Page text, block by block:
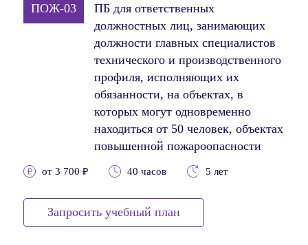
ПОЖ-03
ПБ для ответственных
должностных лиц, занимающих
должности главных специалистов
технического и производственного
профиля, исполняющих их
обязанности, на объектах, в
которых могут одновременно
находиться от 50 человек, объектах
повышенной пожароопасности
от 3 700 ₽ 40 часов 5 лет
Запросить учебный план